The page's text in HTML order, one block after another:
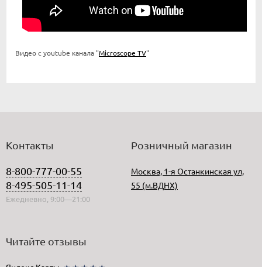
Видео с youtube канала "Microscope TV"
Контакты
8-800-777-00-55
8-495-505-11-14
Ежедневно, 9:00—21:00
Розничный магазин
Москва, 1-я Останкинская ул,
55 (м.ВДНХ)
Читайте отзывы